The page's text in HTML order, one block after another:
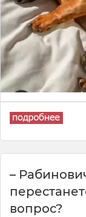
–
вопрос?